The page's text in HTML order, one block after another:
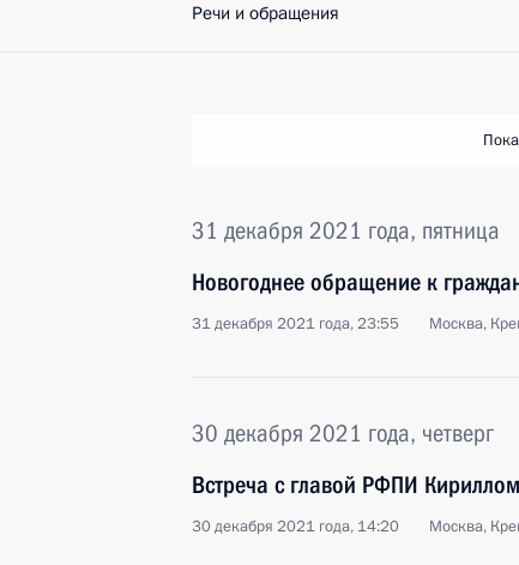
Речи и обращения
31 декабря 2021 года, пятница
Новогоднее обращение к
31 декабря 2021 года, 23:55 Москва,
30 декабря 2021 года, четверг
Встреча с главой РФПИ
30 декабря 2021 года, 14:20 Москва,